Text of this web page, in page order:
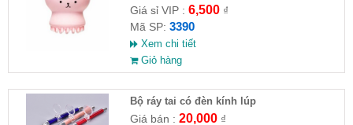
Giá sỉ VIP : 6,500₫
Mã SP: 3390
Xem chi tiết
Giỏ hàng
Bộ ráy tai có đèn kính lúp
Giá bán : 20,000₫